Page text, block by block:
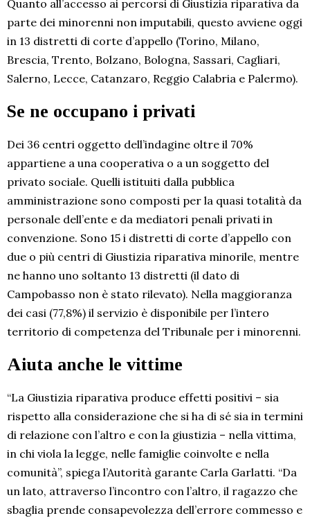
Quanto all’accesso ai percorsi di Giustizia riparativa da
parte dei minorenni non imputabili, questo avviene oggi
in 13 distretti di corte d’appello (Torino, Milano,
Brescia, Trento, Bolzano, Bologna, Sassari, Cagliari,
Salerno, Lecce, Catanzaro, Reggio Calabria e Palermo).
Se ne occupano i privati
Dei 36 centri oggetto dell’indagine oltre il 70%
appartiene a una cooperativa o a un soggetto del
privato sociale. Quelli istituiti dalla pubblica
amministrazione sono composti per la quasi totalità da
personale dell’ente e da mediatori penali privati in
convenzione. Sono 15 i distretti di corte d’appello con
due o più centri di Giustizia riparativa minorile, mentre
ne hanno uno soltanto 13 distretti (il dato di
Campobasso non è stato rilevato). Nella maggioranza
dei casi (77,8%) il servizio è disponibile per l’intero
territorio di competenza del Tribunale per i minorenni.
Aiuta anche le vittime
“La Giustizia riparativa produce effetti positivi – sia
rispetto alla considerazione che si ha di sé sia in termini
di relazione con l’altro e con la giustizia – nella vittima,
in chi viola la legge, nelle famiglie coinvolte e nella
comunità”, spiega l’Autorità garante Carla Garlatti. “Da
un lato, attraverso l’incontro con l’altro, il ragazzo che
sbaglia prende consapevolezza dell’errore commesso e